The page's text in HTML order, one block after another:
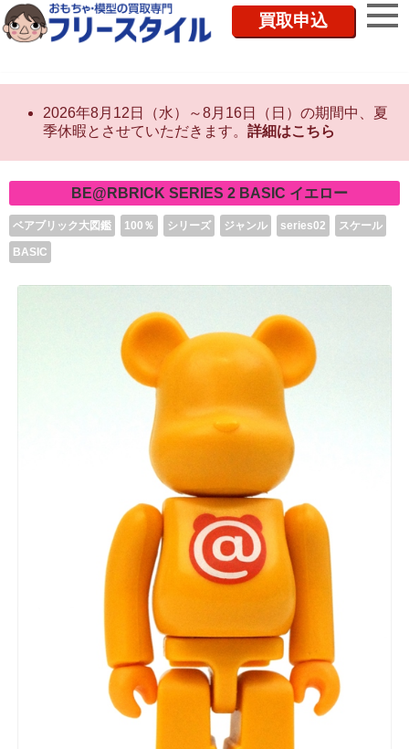
買取申込
2026年8月12日（水）～8月16日（日）の期間中、夏
季休暇とさせていただきます。 詳細はこちら
BE@RBRICK SERIES 2 BASIC イエロー
ベアブリック大図鑑 100％ シリーズ ジャンル series02 スケール
BASIC